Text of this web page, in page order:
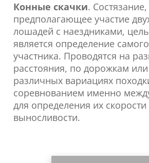
Конные скачки. Состязание,
предполагающее участие
лошадей с наездниками,
является определение
участника. Проводятся на
расстояния, по дорожкам
различных вариациях
соревнованием именно
для определения их скорости
выносливости.